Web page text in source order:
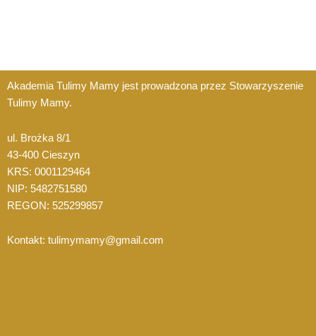
Akademia Tulimy Mamy jest prowadzona przez Stowarzyszenie
Tulimy Mamy.
ul. Brożka 8/1
43-400 Cieszyn
KRS: 0001129464
NIP: 5482751580
REGON: 525299857
Kontakt: tulimymamy@gmail.com